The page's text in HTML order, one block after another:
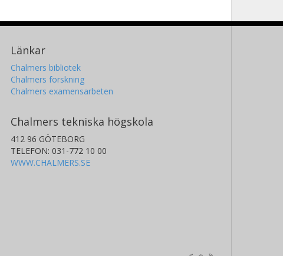
Länkar
Chalmers bibliotek
Chalmers forskning
Chalmers examensarbeten
Chalmers tekniska högskola
412 96 GÖTEBORG
TELEFON: 031-772 10 00
WWW.CHALMERS.SE